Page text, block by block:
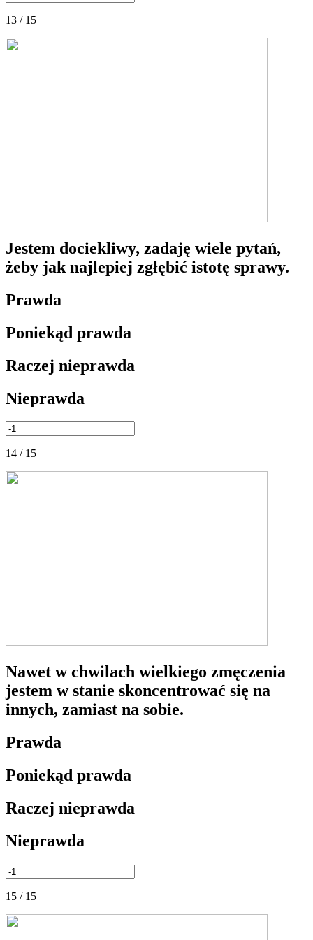
13 / 15
Jestem dociekliwy, zadaję wiele pytań,
żeby jak najlepiej zgłębić istotę sprawy.
Prawda
Poniekąd prawda
Raczej nieprawda
Nieprawda
14 / 15
Nawet w chwilach wielkiego zmęczenia
jestem w stanie skoncentrować się na
innych, zamiast na sobie.
Prawda
Poniekąd prawda
Raczej nieprawda
Nieprawda
15 / 15